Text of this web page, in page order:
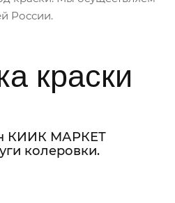
России.
краски
КИИК МАРКЕТ
колеровки.